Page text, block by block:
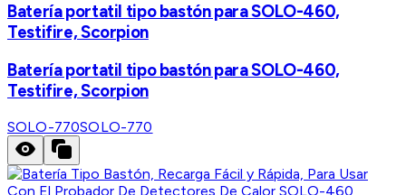
Batería portatil tipo bastón para SOLO-460,
Testifire, Scorpion
Batería portatil tipo bastón para SOLO-460,
Testifire, Scorpion
SOLO-770SOLO-770